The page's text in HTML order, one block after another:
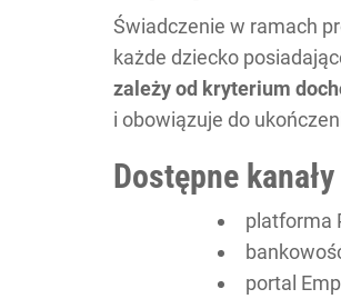
Świadczenie w ramach
każde dziecko
zależy od kryterium
i obowiązuje do
Dostępne
platforma
portal